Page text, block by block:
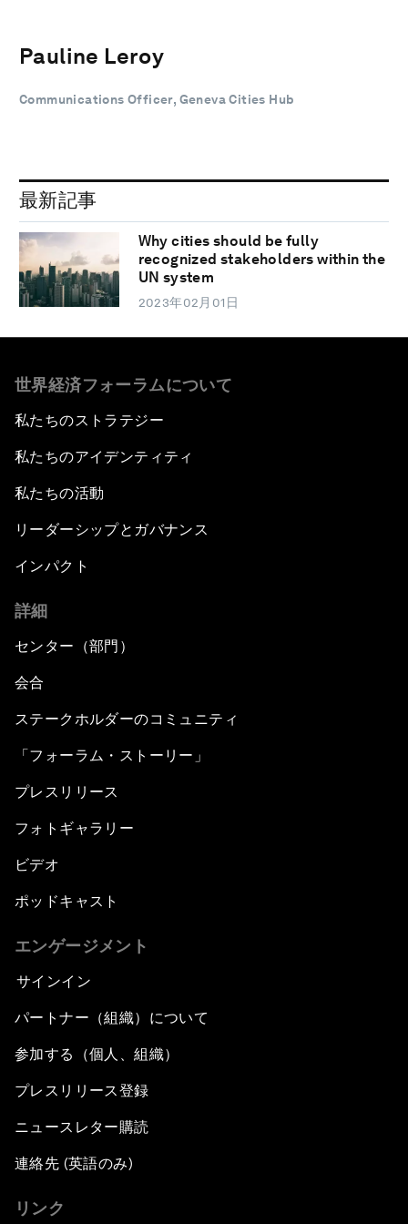
Pauline Leroy
Communications Officer, Geneva Cities Hub
最新記事
Why cities should be fully
recognized stakeholders within the
UN system
2023年02月01日
世界経済フォーラムについて
私たちのストラテジー
私たちのアイデンティティ
私たちの活動
リーダーシップとガバナンス
インパクト
詳細
センター（部門）
会合
ステークホルダーのコミュニティ
「フォーラム・ストーリー」
プレスリリース
フォトギャラリー
ビデオ
ポッドキャスト
エンゲージメント
サインイン
パートナー（組織）について
参加する（個人、組織）
プレスリリース登録
ニュースレター購読
連絡先 (英語のみ)
リンク